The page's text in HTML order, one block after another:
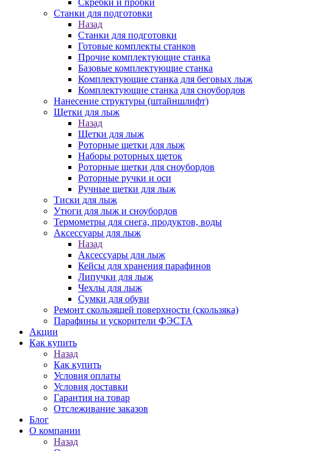
Скребки и пробки
Станки для подготовки
Назад
Станки для подготовки
Готовые комплекты станков
Прочие комплектующие станка
Базовые комплектующие станка
Комплектующие станка для беговых лыж
Комплектующие станка для сноубордов
Нанесение структуры (штайншлифт)
Щетки для лыж
Назад
Щетки для лыж
Роторные щетки для лыж
Наборы роторных щеток
Роторные щетки для сноубордов
Роторные ручки и оси
Ручные щетки для лыж
Тиски для лыж
Утюги для лыж и сноубордов
Термометры для снега, продуктов, воды
Аксессуары для лыж
Назад
Аксессуары для лыж
Кейсы для хранения парафинов
Липучки для лыж
Чехлы для лыж
Сумки для обуви
Ремонт скользящей поверхности (скользяка)
Парафины и ускорители ФЭСТА
Акции
Как купить
Назад
Как купить
Условия оплаты
Условия доставки
Гарантия на товар
Отслеживание заказов
Блог
О компании
Назад